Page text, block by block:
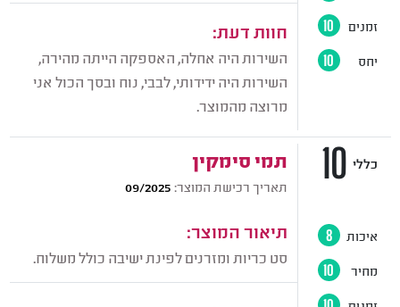
חוות דעת:
השירות היה אחלה, האספקה הייתה מהירה,
השירות היה ידידותי, לבבי, נוח ובסך הכול אני
מרוצה מהמוצר.
זמנים 10
יחס 10
תמי סימקין
תאריך רכישת המוצר: 09/2025
תיאור המוצר:
סט כריות ומזרנים לפינת ישיבה כולל משלוח.
10 כללי
איכות 8
מחיר 10